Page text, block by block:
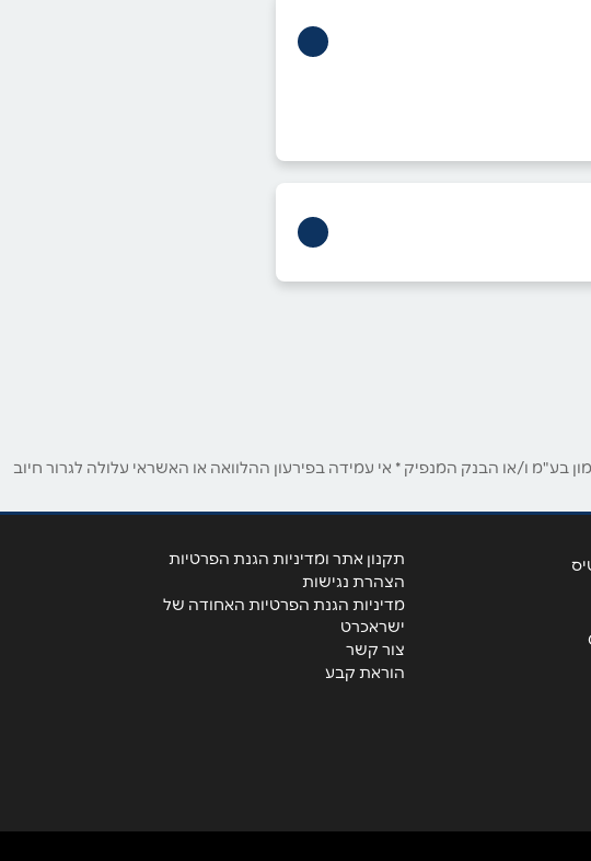
ו/או הבנק המנפיק * אי עמידה בפירעון ההלוואה או האשראי עלולה לגרור חיוב
תקנון אתר ומדיניות הגנת הפרטיות
הצהרת נגישות
מדיניות הגנת הפרטיות האחודה של
ישראכרט
צור קשר
הוראת קבע